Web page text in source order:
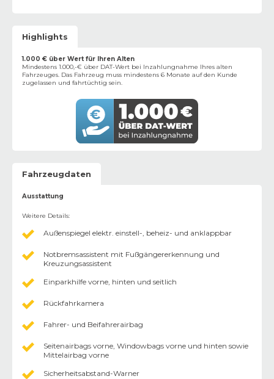
Highlights
1.000 € über Wert für Ihren Alten
Mindestens 1.000,-€ über DAT-Wert bei Inzahlungnahme Ihres alten
Fahrzeuges. Das Fahrzeug muss mindestens 6 Monate auf den Kunde
zugelassen und fahrtüchtig sein.
Fahrzeugdaten
Ausstattung
Weitere Details:
Außenspiegel elektr. einstell-, beheiz- und anklappbar
Notbremsassistent mit Fußgängererkennung und
Kreuzungsassistent
Einparkhilfe vorne, hinten und seitlich
Rückfahrkamera
Fahrer- und Beifahrerairbag
Seitenairbags vorne, Windowbags vorne und hinten sowie
Mittelairbag vorne
Sicherheitsabstand-Warner